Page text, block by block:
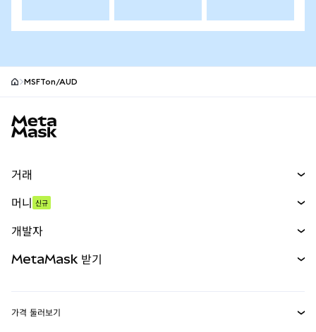
MSFTon/AUD
거래
무기한 선물
실물자산
머니 신규
개발자
MetaMask 받기
가격 둘러보기